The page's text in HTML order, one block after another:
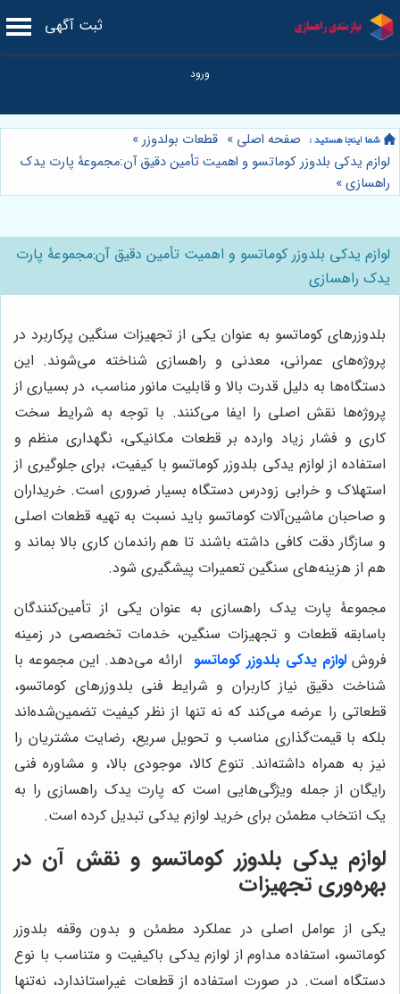
ثبت آگهی
صفحه اصلی » قطعات بولدوزر»
لوازم یدکی بلدوزر کوماتسو و اهمیت تأمین دقیق آن:مجموعۀ پارت یدک
راهسازی»
لوازم یدکی بلدوزر کوماتسو و اهمیت تأمین دقیق آن:مجموعۀ پارت
یدک راهسازی
بلدوزرهای کوماتسو به عنوان یکی از تجهیزات سنگین پرکاربرد در
پروژه‌های عمرانی، معدنی و راهسازی شناخته می‌شوند. این
دستگاه‌ها به دلیل قدرت بالا و قابلیت مانور مناسب، در بسیاری از
پروژه‌ها نقش اصلی را ایفا می‌کنند. با توجه به شرایط سخت
کاری و فشار زیاد وارده بر قطعات مکانیکی، نگهداری منظم و
استفاده از لوازم یدکی بلدوزر کوماتسو با کیفیت، برای جلوگیری از
استهلاک و خرابی زودرس دستگاه بسیار ضروری است. خریداران
و صاحبان ماشین‌آلات کوماتسو باید نسبت به تهیه قطعات اصلی
و سازگار دقت کافی داشته باشند تا هم راندمان کاری بالا بماند و
هم از هزینه‌های سنگین تعمیرات پیشگیری شود.
مجموعۀ پارت یدک راهسازی به عنوان یکی از تأمین‌کنندگان
باسابقه قطعات و تجهیزات سنگین، خدمات تخصصی در زمینه
فروشلوازم یدکی بلدوزر کوماتسو ارائه می‌دهد. این مجموعه با
شناخت دقیق نیاز کاربران و شرایط فنی بلدوزرهای کوماتسو،
قطعاتی را عرضه می‌کند که نه تنها از نظر کیفیت تضمین‌شده‌اند
بلکه با قیمت‌گذاری مناسب و تحویل سریع، رضایت مشتریان را
نیز به همراه داشته‌اند. تنوع کالا، موجودی بالا، و مشاوره فنی
رایگان از جمله ویژگی‌هایی است که پارت یدک راهسازی را به
یک انتخاب مطمئن برای خرید لوازم یدکی تبدیل کرده است.
لوازم یدکی بلدوزر کوماتسو و نقش آن در
بهره‌وری تجهیزات
یکی از عوامل اصلی در عملکرد مطمئن و بدون وقفه بلدوزر
کوماتسو، استفاده مداوم از لوازم یدکی باکیفیت و متناسب با نوع
دستگاه است. در صورت استفاده از قطعات غیراستاندارد، نه‌تنها